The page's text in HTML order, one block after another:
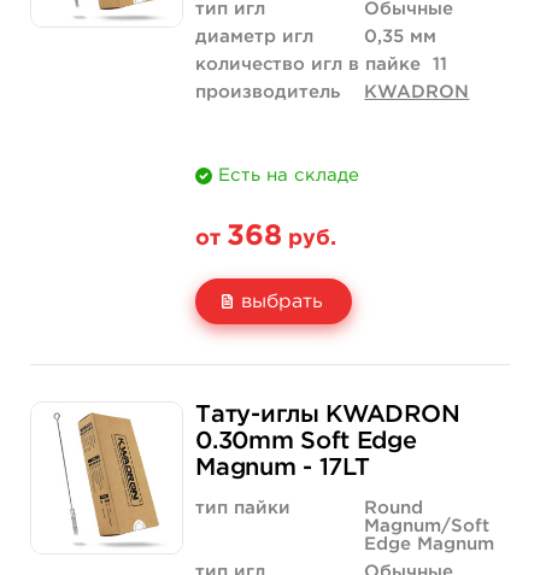
тип игл
Обычные
диаметр игл
0,35 мм
количество игл в пайке
11
производитель
KWADRON
Есть на складе
от 368 руб.
выбрать
Цена
Количество
368 руб.
купить
3 500 руб.
Тату-иглы KWADRON
0.30mm Soft Edge
Magnum - 17LT
тип пайки
Round
Magnum/Soft
Edge Magnum